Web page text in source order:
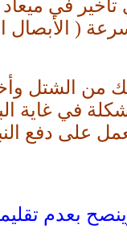
تأخير في
( الأبصال
من الشتل
في غاية
سوف تعمل
وربطها في حزم